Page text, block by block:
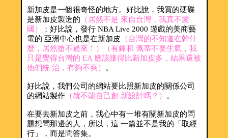
新加皮是一個很奇怪的地方。好比說，我買的硬碟
是新加皮製造的 （居然不是 來自台灣，我真不愛
國）
；好比說，發行 NBA Live 2000 遊戲的美商藝
電的 亞洲中心也是在新加皮 （台灣的不知道在幹什
麼，居然搶不過來！）（有鋒和 佩蒂不要生氣，我
只是覺得台灣的 EA 應該賺得比新加皮多，結果還被
他們統 治，有夠不爽）
。
好比說，我們公司的網站要比照新加皮的關係公司
的網站製作（就不能自己創 新設計嗎？） 。
在要去新加皮之前，我心中有一堆有關新加皮的問
題想問那邊的人，所以，這 一篇並不是我的「取經
行」，而是問答集。